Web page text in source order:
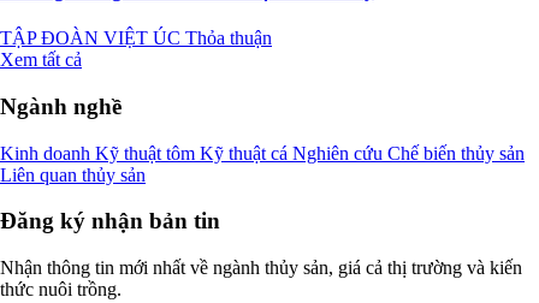
TẬP ĐOÀN VIỆT ÚC Thỏa thuận
Xem tất cả
Ngành nghề
Kinh doanh Kỹ thuật tôm Kỹ thuật cá Nghiên cứu Chế biến thủy sản
Liên quan thủy sản
Đăng ký nhận bản tin
Nhận thông tin mới nhất về ngành thủy sản, giá cả thị trường và kiến
thức nuôi trồng.